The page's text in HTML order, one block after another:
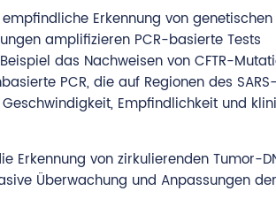
Erkennung von genetischen
amplifizieren PCR-basierte Tests
das Nachweisen von CFTR-
PCR, die auf Regionen des
Empfindlichkeit und
Erkennung von zirkulierenden Tumor-
Überwachung und Anpassungen der